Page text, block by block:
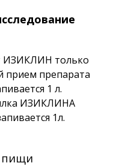
ИЗИКЛИН только
прием препарата
1 л.
ИЗИКЛИНА
1л.
пищи